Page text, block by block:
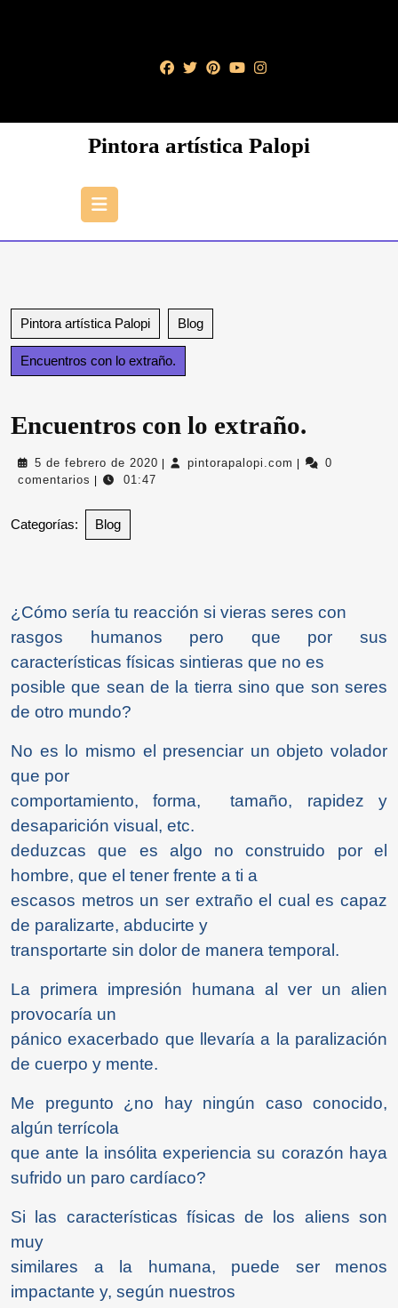
Pintora artística Palopi
Botón
Pintora artística Palopi Blog
Encuentros con lo extraño.
Encuentros con lo extraño.
5 de febrero de 2020 5
pintorapalopi.com pintorapalopi.com
0
comentarios
01:47
Categorías: Blog
¿Cómo sería tu reacción si vieras seres con
rasgos humanos pero que por sus
características físicas sintieras que no es
posible que sean de la tierra sino que son seres
de otro mundo?
No es lo mismo el presenciar un objeto volador
que por
comportamiento, forma, tamaño, rapidez y
desaparición visual, etc.
deduzcas que es algo no construido por el
hombre, que el tener frente a ti a
escasos metros un ser extraño el cual es capaz
de paralizarte, abducirte y
transportarte sin dolor de manera temporal.
La primera impresión humana al ver un alien
provocaría un
pánico exacerbado que llevaría a la paralización
de cuerpo y mente.
Me pregunto ¿no hay ningún caso conocido,
algún terrícola
que ante la insólita experiencia su corazón haya
sufrido un paro cardíaco?
Si las características físicas de los aliens son
muy
similares a la humana, puede ser menos
impactante y, según nuestros